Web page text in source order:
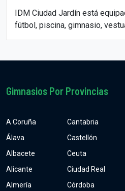
IDM Ciudad Jardín está
fútbol, piscina, gimnasio,
Gimnasios Por Provincias
A Coruña
Álava
Albacete
Alicante
Almería
Cantabria
Castellón
Ceuta
Ciudad Real
Córdoba